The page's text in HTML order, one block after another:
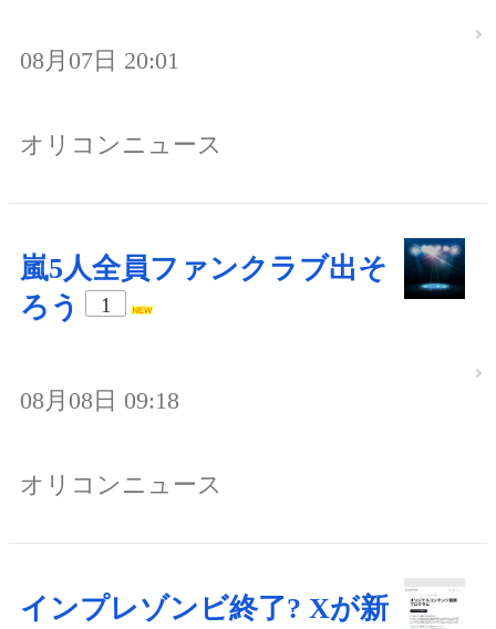
08月07日 20:01
オリコンニュース
嵐5人全員ファンクラブ出そ
ろう
1
08月08日 09:18
オリコンニュース
インプレゾンビ終了? Xが新